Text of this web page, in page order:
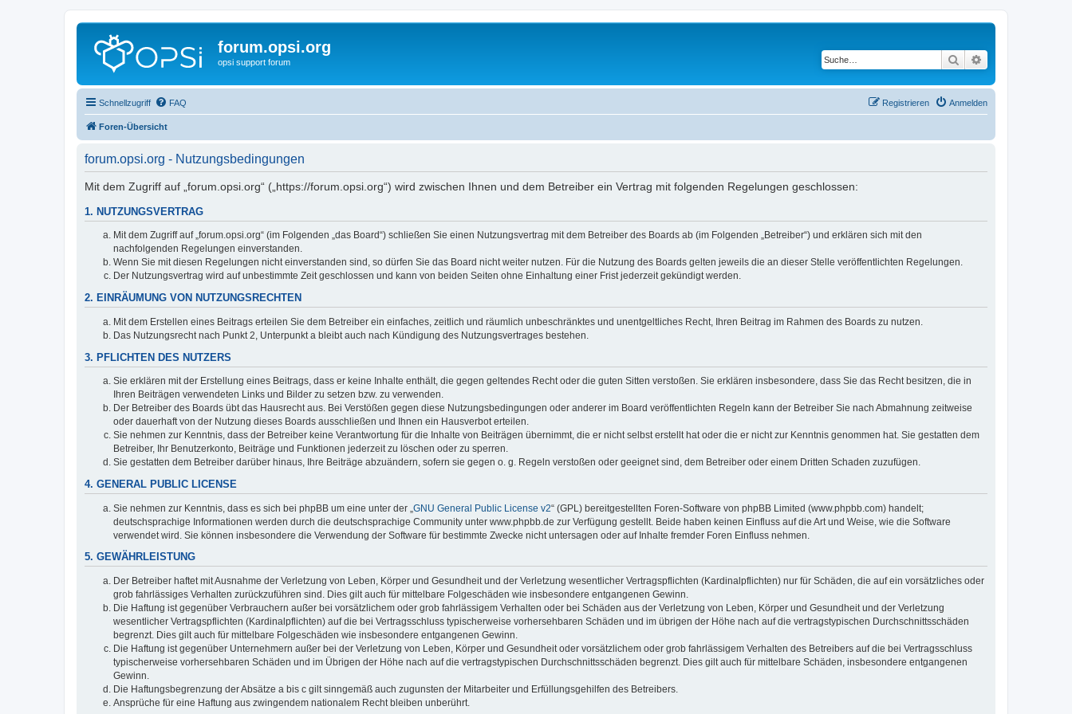
forum.opsi.org
opsi support forum Suche
Schnellzugriff FAQ Anmelden
Registrieren
Foren-Übersicht
forum.opsi.org - Nutzungsbedingungen
Mit dem Zugriff auf „forum.opsi.org“ („https://forum.opsi.org“) wird zwischen Ihnen und dem Betreiber ein Vertrag mit folgenden Regelungen geschlossen:
1. NUTZUNGSVERTRAG
Mit dem Zugriff auf „forum.opsi.org“ (im Folgenden „das Board“) schließen Sie einen Nutzungsvertrag mit dem Betreiber des Boards ab (im Folgenden „Betreiber“) und erklären sich mit den
nachfolgenden Regelungen einverstanden.
Wenn Sie mit diesen Regelungen nicht einverstanden sind, so dürfen Sie das Board nicht weiter nutzen. Für die Nutzung des Boards gelten jeweils die an dieser Stelle veröffentlichten Regelungen.
Der Nutzungsvertrag wird auf unbestimmte Zeit geschlossen und kann von beiden Seiten ohne Einhaltung einer Frist jederzeit gekündigt werden.
2. EINRÄUMUNG VON NUTZUNGSRECHTEN
Mit dem Erstellen eines Beitrags erteilen Sie dem Betreiber ein einfaches, zeitlich und räumlich unbeschränktes und unentgeltliches Recht, Ihren Beitrag im Rahmen des Boards zu nutzen.
Das Nutzungsrecht nach Punkt 2, Unterpunkt a bleibt auch nach Kündigung des Nutzungsvertrages bestehen.
3. PFLICHTEN DES NUTZERS
Sie erklären mit der Erstellung eines Beitrags, dass er keine Inhalte enthält, die gegen geltendes Recht oder die guten Sitten verstoßen. Sie erklären insbesondere, dass Sie das Recht besitzen, die in
Ihren Beiträgen verwendeten Links und Bilder zu setzen bzw. zu verwenden.
Der Betreiber des Boards übt das Hausrecht aus. Bei Verstößen gegen diese Nutzungsbedingungen oder anderer im Board veröffentlichten Regeln kann der Betreiber Sie nach Abmahnung zeitweise
oder dauerhaft von der Nutzung dieses Boards ausschließen und Ihnen ein Hausverbot erteilen.
Sie nehmen zur Kenntnis, dass der Betreiber keine Verantwortung für die Inhalte von Beiträgen übernimmt, die er nicht selbst erstellt hat oder die er nicht zur Kenntnis genommen hat. Sie gestatten dem
Betreiber, Ihr Benutzerkonto, Beiträge und Funktionen jederzeit zu löschen oder zu sperren.
Sie gestatten dem Betreiber darüber hinaus, Ihre Beiträge abzuändern, sofern sie gegen o. g. Regeln verstoßen oder geeignet sind, dem Betreiber oder einem Dritten Schaden zuzufügen.
4. GENERAL PUBLIC LICENSE
Sie nehmen zur Kenntnis, dass es sich bei phpBB um eine unter der „ GNU General Public License v2“ (GPL) bereitgestellten Foren-Software von phpBB Limited (www.phpbb.com) handelt;
deutschsprachige Informationen werden durch die deutschsprachige Community unter www.phpbb.de zur Verfügung gestellt. Beide haben keinen Einfluss auf die Art und Weise, wie die Software
verwendet wird. Sie können insbesondere die Verwendung der Software für bestimmte Zwecke nicht untersagen oder auf Inhalte fremder Foren Einfluss nehmen.
5. GEWÄHRLEISTUNG
Der Betreiber haftet mit Ausnahme der Verletzung von Leben, Körper und Gesundheit und der Verletzung wesentlicher Vertragspflichten (Kardinalpflichten) nur für Schäden, die auf ein vorsätzliches oder
grob fahrlässiges Verhalten zurückzuführen sind. Dies gilt auch für mittelbare Folgeschäden wie insbesondere entgangenen Gewinn.
Die Haftung ist gegenüber Verbrauchern außer bei vorsätzlichem oder grob fahrlässigem Verhalten oder bei Schäden aus der Verletzung von Leben, Körper und Gesundheit und der Verletzung
wesentlicher Vertragspflichten (Kardinalpflichten) auf die bei Vertragsschluss typischerweise vorhersehbaren Schäden und im übrigen der Höhe nach auf die vertragstypischen Durchschnittsschäden
begrenzt. Dies gilt auch für mittelbare Folgeschäden wie insbesondere entgangenen Gewinn.
Die Haftung ist gegenüber Unternehmern außer bei der Verletzung von Leben, Körper und Gesundheit oder vorsätzlichem oder grob fahrlässigem Verhalten des Betreibers auf die bei Vertragsschluss
typischerweise vorhersehbaren Schäden und im Übrigen der Höhe nach auf die vertragstypischen Durchschnittsschäden begrenzt. Dies gilt auch für mittelbare Schäden, insbesondere entgangenen
Gewinn.
Die Haftungsbegrenzung der Absätze a bis c gilt sinngemäß auch zugunsten der Mitarbeiter und Erfüllungsgehilfen des Betreibers.
Ansprüche für eine Haftung aus zwingendem nationalem Recht bleiben unberührt.